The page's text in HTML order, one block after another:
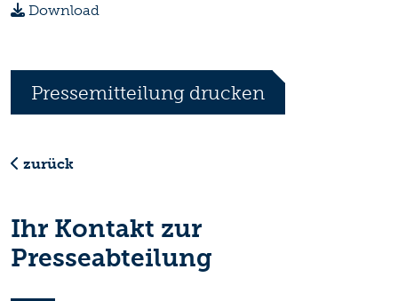
Download
Pressemitteilung drucken
zurück
Ihr Kontakt zur
Presseabteilung